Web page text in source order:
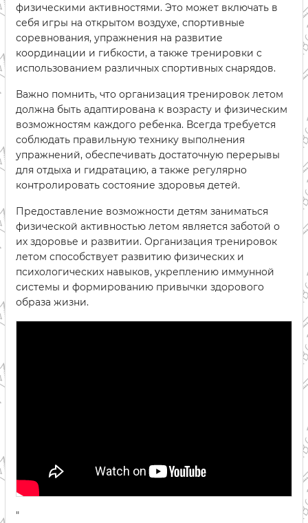
физическими активностями. Это может включать в
себя игры на открытом воздухе, спортивные
соревнования, упражнения на развитие
координации и гибкости, а также тренировки с
использованием различных спортивных снарядов.
Важно помнить, что организация тренировок летом
должна быть адаптирована к возрасту и физическим
возможностям каждого ребенка. Всегда требуется
соблюдать правильную технику выполнения
упражнений, обеспечивать достаточную перерывы
для отдыха и гидратацию, а также регулярно
контролировать состояние здоровья детей.
Предоставление возможности детям заниматься
физической активностью летом является заботой о
их здоровье и развитии. Организация тренировок
летом способствует развитию физических и
психологических навыков, укреплению иммунной
системы и формированию привычки здорового
образа жизни.
"